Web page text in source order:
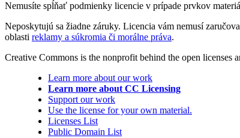
Nemusíte spĺňať podmienky licencie v prípade prvkov
Neposkytujú sa žiadne záruky. Licencia vám nemusí
oblasti reklamy a súkromia či morálne práva.
Creative Commons is the nonprofit behind the open licenses
Learn more about our work
Learn more about CC Licensing
Support our work
Use the license for your own material.
Licenses List
Public Domain List